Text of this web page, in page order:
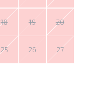
18 19 20
25 26 27